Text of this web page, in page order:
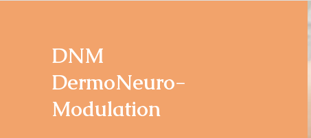
DNM
DermoNeuro-
Modulation